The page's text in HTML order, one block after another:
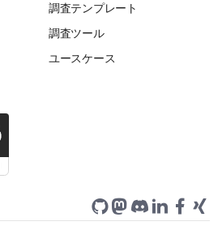
調査テンプレート
調査ツール
ユースケース